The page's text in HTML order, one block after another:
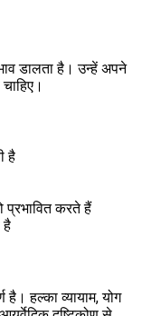
डालता है। उन्हें अपने
है
प्रभावित करते हैं
है
है। हल्का व्यायाम, योग